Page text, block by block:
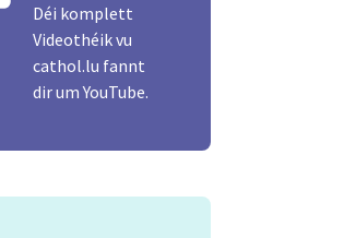
Déi komplett
Videothéik vu
cathol.lu fannt
dir um YouTube.